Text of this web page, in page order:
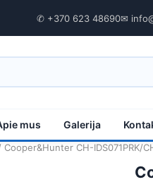
✆ +370 623 48690✉
mus Galerija
Cooper&Hunter CH-IDS071PRK/